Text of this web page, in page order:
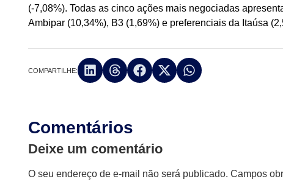
(-7,08%). Todas as cinco ações mais negociadas
Ambipar (10,34%), B3 (1,69%) e preferenciais da Itaúsa
COMPARTILHE:
Comentários
Deixe um comentário
O seu endereço de e-mail não será publicado. Campos